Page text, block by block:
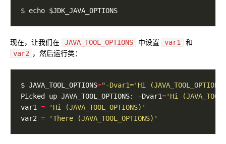
现在，让我们在 JAVA_TOOL_OPTIONS 中设置 var1 和
var2 ，然后运行类：
$ JAVA_TOOL_OPTIONS="-Dvar1='Hi
Picked up JAVA_TOOL_OPTIONS: -Dvar1='Hi
var1 =
'Hi (JAVA_TOOL_OPTIONS)'
var2 = 'There (JAVA_TOOL_OPTIONS)'